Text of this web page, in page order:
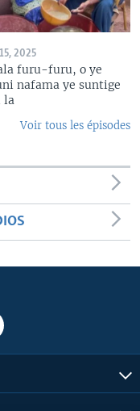
2025
furu-furu, o ye
nafama ye suntige
la
Voir tous les épisodes